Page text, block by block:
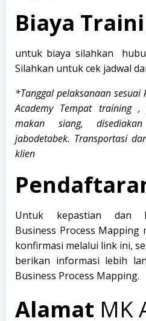
Biaya
untuk biaya silahkan
Silahkan untuk cek jadwal
*Tanggal pelaksanaan sesuai
Academy Tempat training ,
makan siang,
jabodetabek. Transportasi
klien
Untuk kepastian dan
Business Process
konfirmasi melalui link ini,
berikan informasi lebih
Business Process Mapping.
Alamat MK